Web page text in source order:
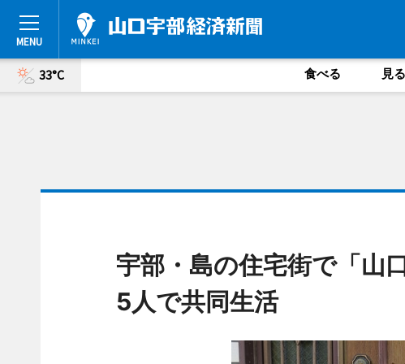
33°C 食べる 見
宇部・島の住宅街で「山
5人で共同生活